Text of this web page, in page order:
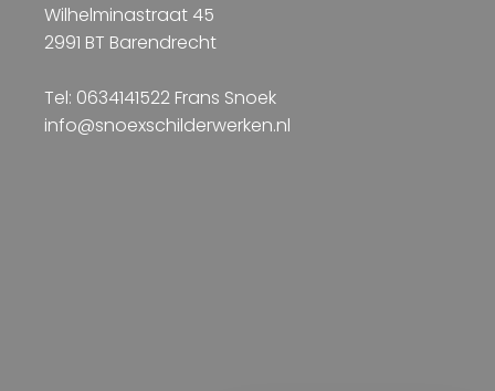
Wilhelminastraat 45
2991 BT Barendrecht
Tel: 0634141522 Frans Snoek
info@snoexschilderwerken.nl